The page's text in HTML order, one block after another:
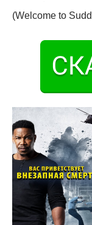
(Welcome to